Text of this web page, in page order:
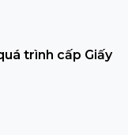
trình cấp Giấy